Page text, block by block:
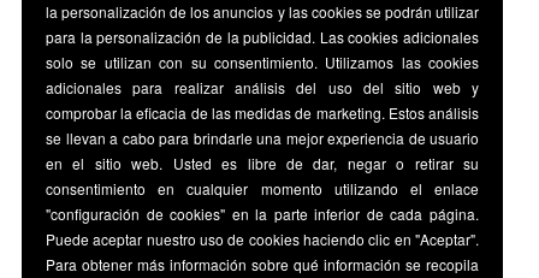
la personalización de los anuncios y las cookies se podrán utilizar
para la personalización de la publicidad. Las cookies adicionales
solo se utilizan con su consentimiento. Utilizamos las cookies
adicionales para realizar análisis del uso del sitio web y
comprobar la eficacia de las medidas de marketing. Estos análisis
se llevan a cabo para brindarle una mejor experiencia de usuario
en el sitio web. Usted es libre de dar, negar o retirar su
consentimiento en cualquier momento utilizando el enlace
"configuración de cookies" en la parte inferior de cada página.
Puede aceptar nuestro uso de cookies haciendo clic en "Aceptar".
Para obtener más información sobre qué información se recopila